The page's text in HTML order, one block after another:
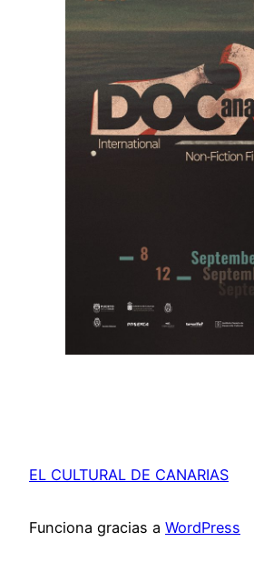
EL CULTURAL DE CANARIAS
Funciona gracias a WordPress